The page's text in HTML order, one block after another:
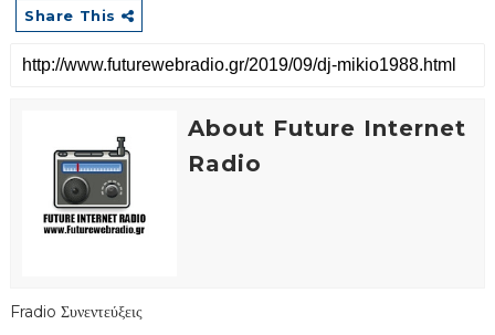
Share This
About Future Internet
Radio
Fradio Συνεντεύξεις